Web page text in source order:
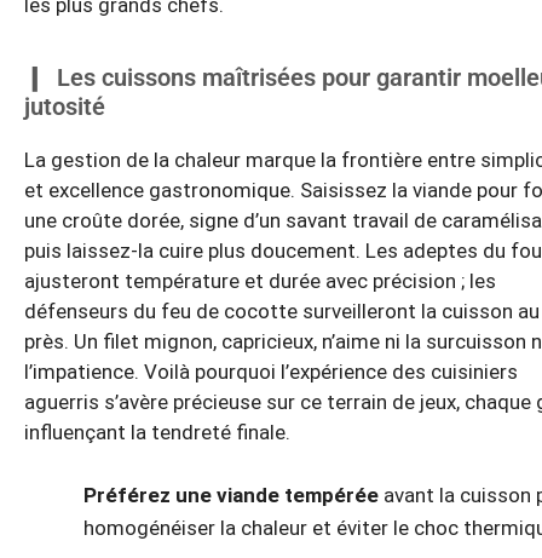
Les cuissons maîtrisées pour garantir
jutosité
La gestion de la chaleur marque la frontière entre
et excellence gastronomique. Saisissez la viande pour
une croûte dorée, signe d’un savant travail de
puis laissez-la cuire plus doucement. Les adeptes du
ajusteront température et durée avec précision ; les
défenseurs du feu de cocotte surveilleront la cuisson
près. Un filet mignon, capricieux, n’aime ni la surcuisson
l’impatience. Voilà pourquoi l’expérience des cuisiniers
aguerris s’avère précieuse sur ce terrain de jeux, chaque
influençant la tendreté finale.
Préférez une viande tempérée avant la cuisson
homogénéiser la chaleur et éviter le choc